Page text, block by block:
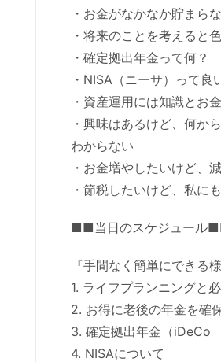
・お金がなかなか貯まら
・将来のことを考えると
・確定拠出年金って何？
・NISA（ニーサ）って良
・資産運用には知識とお
・興味はあるけど、何か
わからない
・お金増やしたいけど、
・節税したいけど、私に
■■当日のスケジュール
『手間なく簡単にできる
1. ライフプランニングと
2. お得に老後の年金を確
3. 確定拠出年金（iDeCo
4. NISAについて